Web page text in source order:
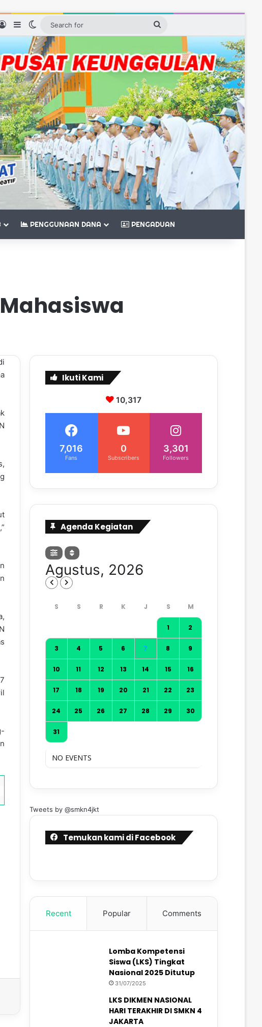
Log InSidebarSwitch skin
Search
PENGGUNAAN DANA PENGADUAN
Ikuti Kami
10,317
7,016
Fans
0
Subscribers
3,301
Followers
Agenda Kegiatan
Agustus, 2026
1 2
3 4 5 6 7 8 9
10 11 12 13 14 15 16
17 18 19 20 21 22 23
24 25 26 27 28 29 30
31
NO EVENTS
Tweets by @smkn4jkt
Temukan kami di Facebook
Recent Popular Comments
Lomba Kompetensi
Siswa (LKS) Tingkat
Nasional 2025 Ditutup
31/07/2025
LKS DIKMEN NASIONAL
HARI TERAKHIR DI SMKN 4
JAKARTA